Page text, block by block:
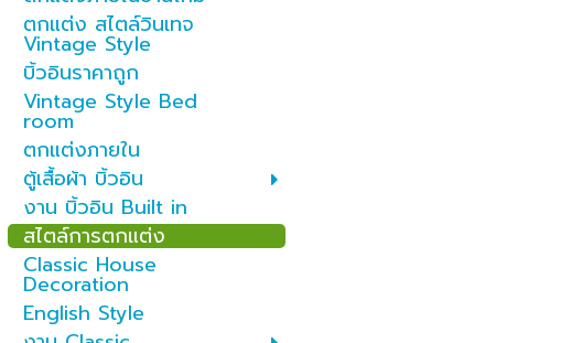
ตกแต่ง สไตล์วินเทจ
Vintage Style
บิ้วอินราคาถูก
Vintage Style Bed
room
ตกแต่งภายใน
ตู้เสื้อผ้า บิ้วอิน
งาน บิ้วอิน Built in
สไตล์การตกแต่ง
Classic House
Decoration
English Style